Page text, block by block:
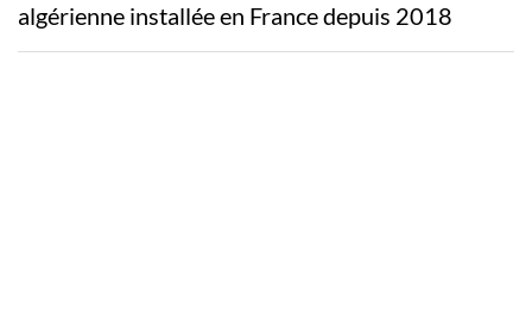
algérienne installée en France depuis 2018